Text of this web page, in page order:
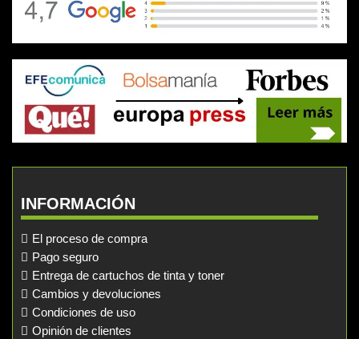
INFORMACIÓN
El proceso de compra
Pago seguro
Entrega de cartuchos de tinta y toner
Cambios y devoluciones
Condiciones de uso
Opinión de clientes